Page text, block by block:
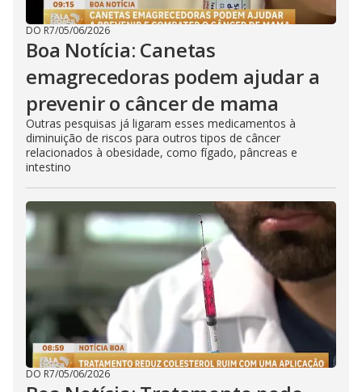
DO R7/05/06/2026
Boa Notícia: Canetas
emagrecedoras podem ajudar a
prevenir o câncer de mama
Outras pesquisas já ligaram esses medicamentos à
diminuição de riscos para outros tipos de câncer
relacionados à obesidade, como fígado, pâncreas e
intestino
DO R7/05/06/2026